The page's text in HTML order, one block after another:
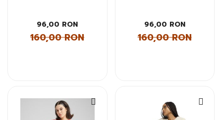
96,00 RON
160,00 RON
96,00 RON
160,00 RON